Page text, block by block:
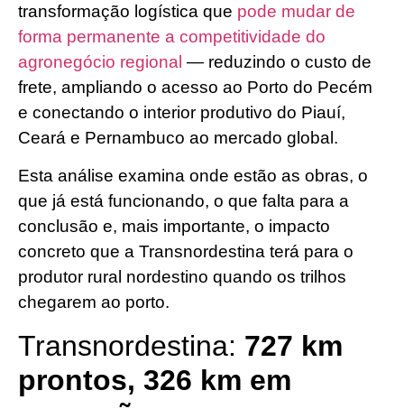
transformação logística que pode mudar de
forma permanente a competitividade do
agronegócio regional — reduzindo o custo de
frete, ampliando o acesso ao Porto do Pecém
e conectando o interior produtivo do Piauí,
Ceará e Pernambuco ao mercado global.
Esta análise examina onde estão as obras, o
que já está funcionando, o que falta para a
conclusão e, mais importante, o impacto
concreto que a Transnordestina terá para o
produtor rural nordestino quando os trilhos
chegarem ao porto.
Transnordestina: 727 km
prontos, 326 km em